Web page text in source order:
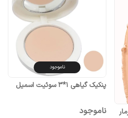
ناموجود
پنکیک گیاهی 1*3 سوئیت اسمیل
ناموجود